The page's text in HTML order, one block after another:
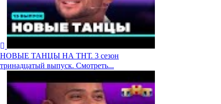
НОВЫЕ ТАНЦЫ НА ТНТ. 3 сезон
тринадцатый выпуск. Смотреть...